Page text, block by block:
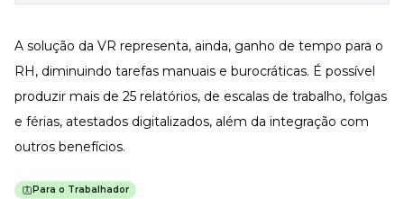
A solução da VR representa, ainda, ganho de tempo para o
RH, diminuindo tarefas manuais e burocráticas. É possível
produzir mais de 25 relatórios, de escalas de trabalho, folgas
e férias, atestados digitalizados, além da integração com
outros benefícios.
Para o Trabalhador